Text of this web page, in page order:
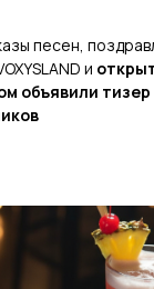
песен,
и
объявили